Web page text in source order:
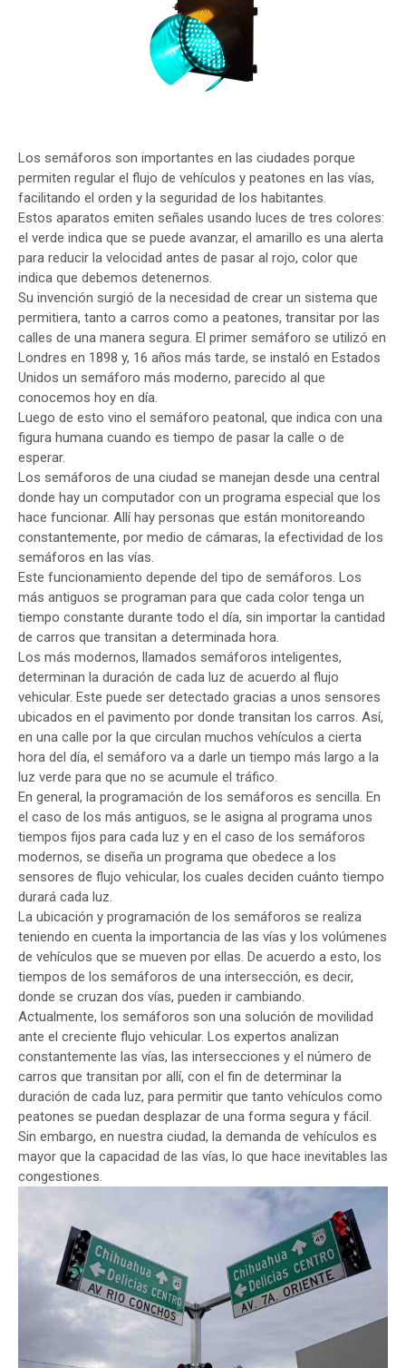
Los semáforos son importantes en las ciudades porque
permiten regular el flujo de vehículos y peatones en las vías,
facilitando el orden y la seguridad de los habitantes.
Estos aparatos emiten señales usando luces de tres colores:
el verde indica que se puede avanzar, el amarillo es una alerta
para reducir la velocidad antes de pasar al rojo, color que
indica que debemos detenernos.
Su invención surgió de la necesidad de crear un sistema que
permitiera, tanto a carros como a peatones, transitar por las
calles de una manera segura. El primer semáforo se utilizó en
Londres en 1898 y, 16 años más tarde, se instaló en Estados
Unidos un semáforo más moderno, parecido al que
conocemos hoy en día.
Luego de esto vino el semáforo peatonal, que indica con una
figura humana cuando es tiempo de pasar la calle o de
esperar.
Los semáforos de una ciudad se manejan desde una central
donde hay un computador con un programa especial que los
hace funcionar. Allí hay personas que están monitoreando
constantemente, por medio de cámaras, la efectividad de los
semáforos en las vías.
Este funcionamiento depende del tipo de semáforos. Los
más antiguos se programan para que cada color tenga un
tiempo constante durante todo el día, sin importar la cantidad
de carros que transitan a determinada hora.
Los más modernos, llamados semáforos inteligentes,
determinan la duración de cada luz de acuerdo al flujo
vehicular. Este puede ser detectado gracias a unos sensores
ubicados en el pavimento por donde transitan los carros. Así,
en una calle por la que circulan muchos vehículos a cierta
hora del día, el semáforo va a darle un tiempo más largo a la
luz verde para que no se acumule el tráfico.
En general, la programación de los semáforos es sencilla. En
el caso de los más antiguos, se le asigna al programa unos
tiempos fijos para cada luz y en el caso de los semáforos
modernos, se diseña un programa que obedece a los
sensores de flujo vehicular, los cuales deciden cuánto tiempo
durará cada luz.
La ubicación y programación de los semáforos se realiza
teniendo en cuenta la importancia de las vías y los volúmenes
de vehículos que se mueven por ellas. De acuerdo a esto, los
tiempos de los semáforos de una intersección, es decir,
donde se cruzan dos vías, pueden ir cambiando.
Actualmente, los semáforos son una solución de movilidad
ante el creciente flujo vehicular. Los expertos analizan
constantemente las vías, las intersecciones y el número de
carros que transitan por allí, con el fin de determinar la
duración de cada luz, para permitir que tanto vehículos como
peatones se puedan desplazar de una forma segura y fácil.
Sin embargo, en nuestra ciudad, la demanda de vehículos es
mayor que la capacidad de las vías, lo que hace inevitables las
congestiones.